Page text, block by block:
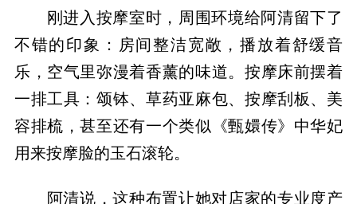
刚进入按摩室时，周围环境给阿清留下了
不错的印象：房间整洁宽敞，播放着舒缓音
乐，空气里弥漫着香薰的味道。按摩床前摆着
一排工具：颂钵、草药亚麻包、按摩刮板、美
容排梳，甚至还有一个类似《甄嬛传》中华妃
用来按摩脸的玉石滚轮。
阿清说，这种布置让她对店家的专业度产